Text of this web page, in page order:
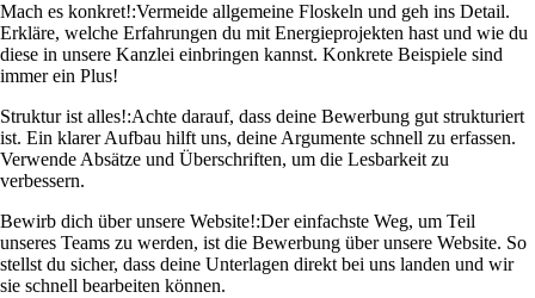
Mach es konkret!:Vermeide allgemeine Floskeln und geh ins Detail.
Erkläre, welche Erfahrungen du mit Energieprojekten hast und wie du
diese in unsere Kanzlei einbringen kannst. Konkrete Beispiele sind
immer ein Plus!
Struktur ist alles!:Achte darauf, dass deine Bewerbung gut strukturiert
ist. Ein klarer Aufbau hilft uns, deine Argumente schnell zu erfassen.
Verwende Absätze und Überschriften, um die Lesbarkeit zu
verbessern.
Bewirb dich über unsere Website!:Der einfachste Weg, um Teil
unseres Teams zu werden, ist die Bewerbung über unsere Website. So
stellst du sicher, dass deine Unterlagen direkt bei uns landen und wir
sie schnell bearbeiten können.